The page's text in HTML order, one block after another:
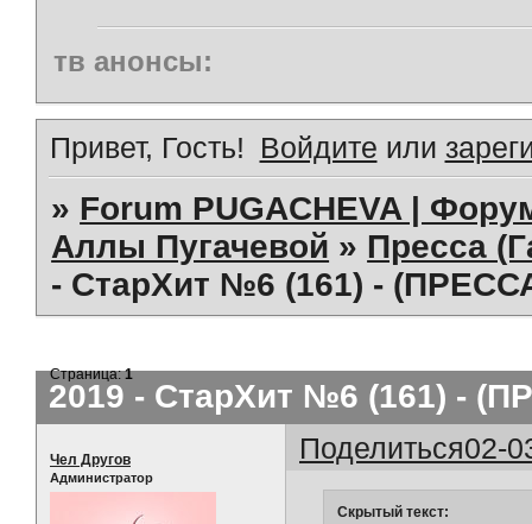
тв анонсы:
Привет, Гость! Войдите или
» Forum PUGACHEVA |
Аллы Пугачевой » Пресса
- СтарХит №6 (161) -
2019 - СтарХит №6 (161) -
Страница:1
Поделиться02-
Чел Другов
Администратор
Скрытый текст: